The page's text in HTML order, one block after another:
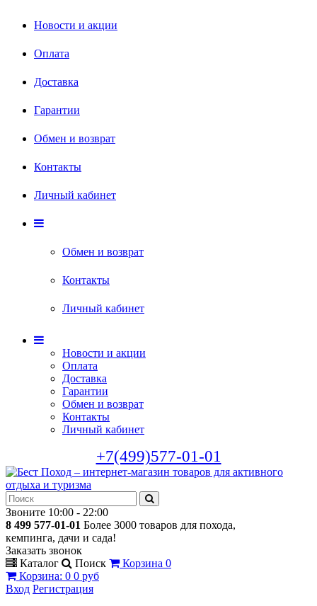
Новости и акции
Оплата
Доставка
Гарантии
Обмен и возврат
Контакты
Личный кабинет
Обмен и возврат
Контакты
Личный кабинет
Новости и акции
Оплата
Доставка
Гарантии
Обмен и возврат
Контакты
Личный кабинет
+7(499)577-01-01
Звоните 10:00 - 22:00
8 499 577-01-01 Более 3000 товаров для похода,
кемпинга, дачи и сада!
Заказать звонок
Каталог
Поиск Корзина 0
Корзина: 0 0 руб
Вход Регистрация